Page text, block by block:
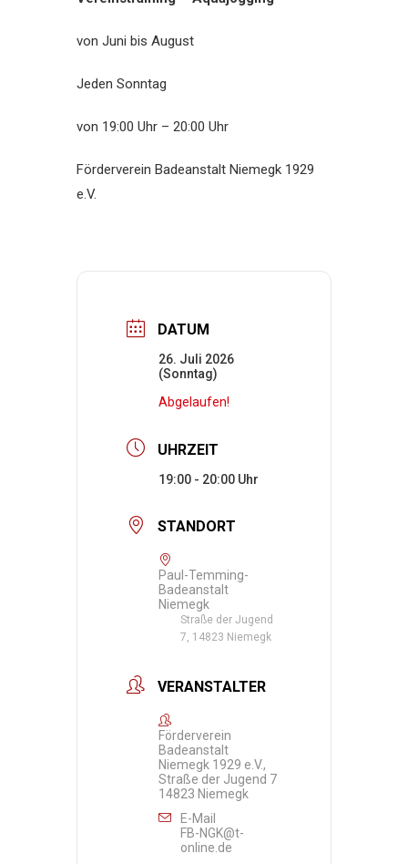
von Juni bis August
Jeden Sonntag
von 19:00 Uhr – 20:00 Uhr
Förderverein Badeanstalt Niemegk 1929
e.V.
DATUM
26. Juli 2026
(Sonntag)
Abgelaufen!
UHRZEIT
19:00 - 20:00
STANDORT
Paul-Temming-
Badeanstalt
Niemegk
Straße der Jugend
7, 14823 Niemegk
VERANSTALTER
Förderverein
Badeanstalt
Niemegk 1929 e.V.,
Straße der Jugend 7
14823 Niemegk
E-Mail
FB-NGK@t-
online.de